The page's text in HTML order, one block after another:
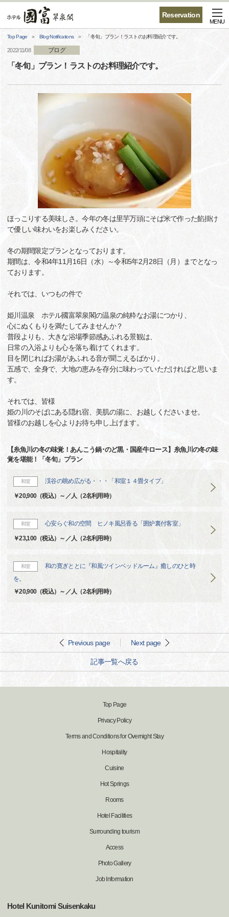
Reservation
MENU
Top Page Blog·Notifications 「冬旬」プラン！ラストのお料理紹介です。
2022/11/08 ブログ
「冬旬」プラン！ラストのお料理紹介です。
ほっこりする美味しさ。今年の冬は里芋万頭にそば米で作った餡掛け
で優しい味わいをお楽しみください。
冬の期間限定プランとなっております。
期間は、令和4年11月16日（水）～令和5年2月28日（月）までとなっ
ております。
それでは、いつもの件で
姫川温泉 ホテル國富翠泉閣の温泉の純粋なお湯につかり、
心にぬくもりを満たしてみませんか？
普段よりも、大きな浴場季節感あふれる景観は、
日常の入浴よりも心を落ち着けてくれます。
目を閉じればお湯があふれる音が聞こえるばかり。
五感で、全身で、大地の恵みを存分に味わっていただければと思いま
す。
それでは、皆様
姫の川のそばにある隠れ宿、美肌の湯に、お越しくださいませ。
皆様のお越しを心よりお待ち申し上げます。
【糸魚川の冬の味覚！あんこう鍋･のど黒・国産牛ロース】糸魚川の冬の味
覚を堪能！「冬旬」プラン
和室 渓谷の眺め広がる・・・「和室１４畳タイプ」
￥20,900（税込）～／人（2名利用時）
和室 心安らぐ和の空間 ヒノキ風呂香る「囲炉裏付客室」
￥23,100（税込）～／人（2名利用時）
和室
和の寛ぎととに『和風ツインベッドルーム』癒しのひと時
を。
￥20,900（税込）～／人（2名利用時）
Previous page Next page
記事一覧へ戻る
Top Page
Privacy Policy
Terms and Conditions for Overnight Stay
Hospitality
Cuisine
Hot Springs
Rooms
Hotel Facilities
Surrounding tourism
Access
Photo Gallery
Job Information
Hotel Kunitomi Suisenkaku